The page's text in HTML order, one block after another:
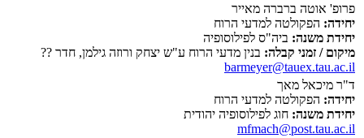
פרופ' אוטה ברברה מאייר
יחידה: הפקולטה למדעי הרוח
יחידת משנה: ביה"ס לפילוסופיה
מיקום / זמני קבלה: בנין מדעי הרוח ע"ש יצחק ורוזה גילמן, חדר ??
barmeyer@tauex.tau.ac.il
ד"ר מיכאל מאך
יחידה: הפקולטה למדעי הרוח
יחידת משנה: חוג לפילוסופיה יהודית
mfmach@post.tau.ac.il